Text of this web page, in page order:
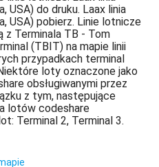
USA) do druku. Laax linia
USA) pobierz. Linie lotnicze
z Terminala TB - Tom
(TBIT) na mapie linii
przypadkach terminal
loty oznaczone jako
obsługiwanymi przez
z tym, następujące
lotów codeshare
Terminal 2, Terminal 3.